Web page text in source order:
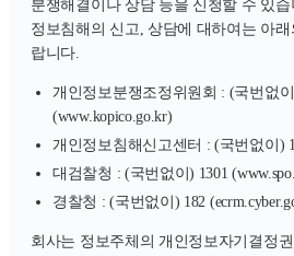
분쟁해결이나 상담 등을 신청할 수 있
정보침해의 신고, 상담에 대하여는 아
랍니다.
개인정보분쟁조정위원회 : (국번없이
(www.kopico.go.kr)
개인정보침해신고센터 : (국번없이)
대검찰청 : (국번없이) 1301
경찰청 : (국번없이) 182
회사는 정보주체의 개인정보자기결정